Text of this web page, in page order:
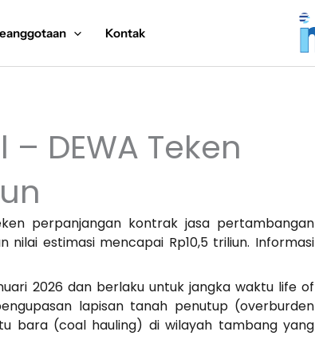
Kontak
DEWA Teken
perpanjangan kontrak jasa pertambangan
estimasi mencapai Rp10,5 triliun. Informasi
2026 dan berlaku untuk jangka waktu life of
lapisan tanah penutup (overburden
bara (coal hauling) di wilayah tambang yang